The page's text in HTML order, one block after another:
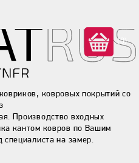
ковровых покрытий со
Производство входных
кантом ковров по Вашим
на замер.
(0)